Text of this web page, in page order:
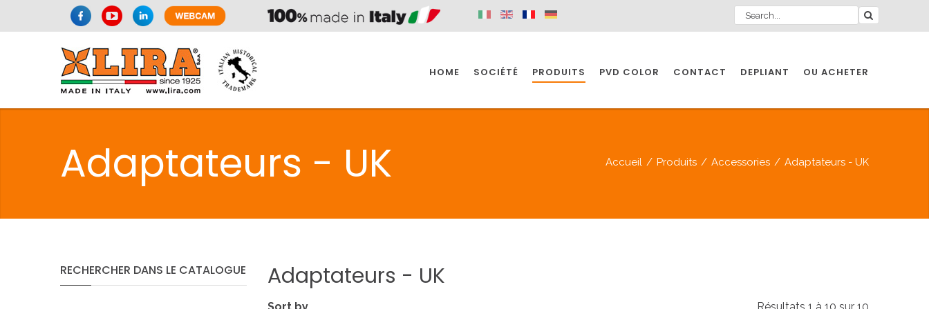
HOME SOCIÉTÉ PRODUITS
SPAZIO CUISINE SPAZIO BAIN SPAZIO INDUSTRIE
PVD COLOR CONTACT DEPLIANT
OU ACHETER
Adaptateurs - UK Accueil / Produits / Accessories / Adaptateurs - UK
RECHERCHER DANS LE CATALOGUE Adaptateurs - UK